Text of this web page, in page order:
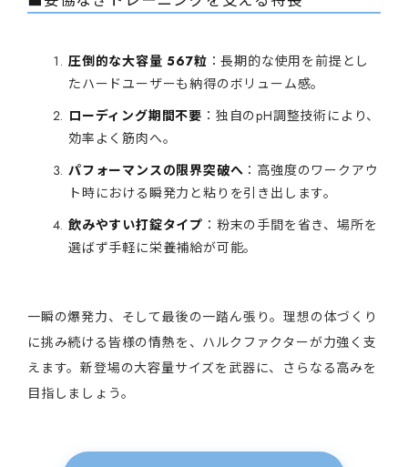
圧倒的な大容量 567粒 ：長期的な使用を前提とし
たハードユーザーも納得のボリューム感。
ローディング期間不要 ：独自のpH調整技術により、
効率よく筋肉へ。
パフォーマンスの限界突破へ ：高強度のワークアウ
ト時における瞬発力と粘りを引き出します。
飲みやすい打錠タイプ ：粉末の手間を省き、場所を
選ばず手軽に栄養補給が可能。
一瞬の爆発力、そして最後の一踏ん張り。理想の体づくり
に挑み続ける皆様の情熱を、ハルクファクターが力強く支
えます。新登場の大容量サイズを武器に、さらなる高みを
目指しましょう。